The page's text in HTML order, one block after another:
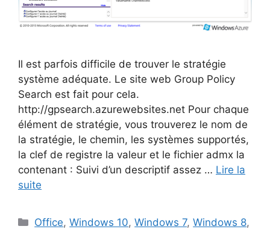
Il est parfois difficile de trouver le stratégie
système adéquate. Le site web Group Policy
Search est fait pour cela.
http://gpsearch.azurewebsites.net Pour chaque
élément de stratégie, vous trouverez le nom de
la stratégie, le chemin, les systèmes supportés,
la clef de registre la valeur et le fichier admx la
contenant : Suivi d’un descriptif assez … Lire la
suite
Catégories
Office,Windows 10,Windows 7,Windows 8,